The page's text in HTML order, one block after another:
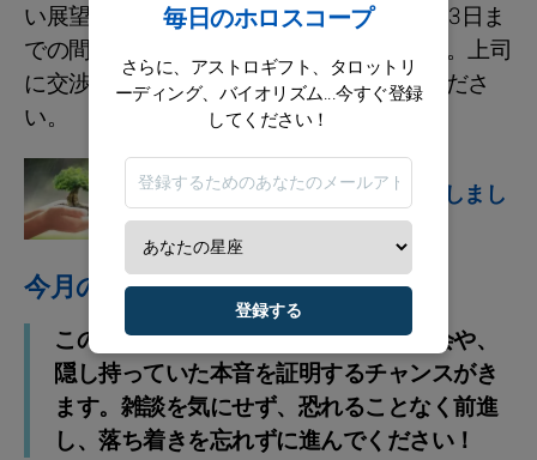
い展望が現れるかもしれません。1日から23日ま
での間、ギフトの引き上げが可能なことも。上司
に交渉を申し出ることをためらわないでくださ
い。
星占い
NEW: 今日の情勢を発見しまし
ょう
今月のアドバイス
この月はあなたが自分を引き立てる機会や、
隠し持っていた本音を証明するチャンスがき
ます。雑談を気にせず、恐れることなく前進
し、落ち着きを忘れずに進んでください！
毎日のホロスコープ
さらに、アストロギフト、タロットリ
ーディング、バイオリズム...今すぐ登録
してください！
登録する